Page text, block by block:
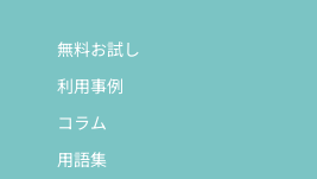
無料お試し
利用事例
コラム
用語集